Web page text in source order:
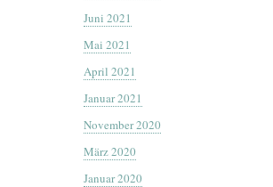
Juni 2021
Mai 2021
April 2021
Januar 2021
November 2020
März 2020
Januar 2020